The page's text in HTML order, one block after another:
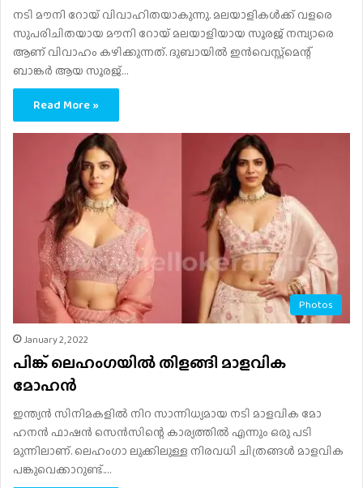
നടി മൗനി റോയ് വിവാഹിതയാകുന്നു. മലയാളികൾക്ക് വളരെ
സുപരിചിതയായ മൗനി റോയ് മലയാളിയായ സൂരജ് നമ്പ്യാരെ
ആണ് വിവാഹം കഴിക്കുന്നത്. ദുബായില്‍ ഇന്‍വെസ്റ്റ്‌മെന്റ്
ബാങ്കര്‍ ആയ സൂരജ്…
Read More »
Photos
January 2, 2022
പിങ്ക് ലെഹം​ഗയിൽ തിളങ്ങി മാളവിക
മോഹൻ
ഇന്ത്യൻ സിനിമകളിൽ നിറ സാന്നിധ്യമായ നടി മാളവിക മോ​
ഹനൻ ഫാഷൻ സെൻസിന്റെ കാര്യത്തിൽ എന്നും ഒരു പടി
മുന്നിലാണ്. ലെഹം​ഗാ ലുക്കിലുള്ള നിരവധി ചിത്രങ്ങൾ മാളവിക
പങ്കുവെക്കാറുണ്ട്.…